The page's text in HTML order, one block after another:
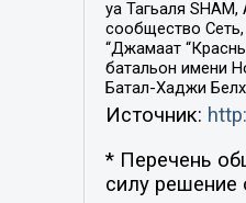
уа Тагьаля
сообщество
“Джамаат
батальон имени
Батал-Хаджи
Источник:
* Перечень
силу решение